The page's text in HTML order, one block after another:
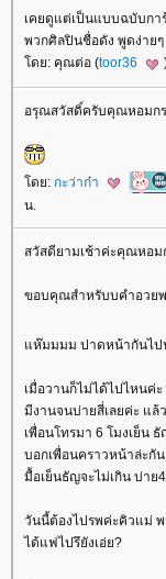
เคยดูแต่เป็นแบบฉบับกา
พวกศิลปินชื่อดัง พูดง่ายๆ
ดย: คุณต่อ (toor36
อรุณสวัสดิ์ครับคุณหอมกร
ดย: กะว่าก๋า
น.
สวัสดียามเช้าค่ะคุณหอม
ขอบคุณสำหรับบคำอวย
ห๊มมมม ปาดหน้ากันไปน
เมื่อวานก็ไม่ได้ไปไหนค่
มีงานจนบ่ายสี่เลยค่ะ แล้
เพื่อนโทรมา 6 โมงเย็น
บอกเพื่อนคราวหน้าล่ะกั
มื้อเย็นธัญจะไม่เกิน บ่าย
วันนี้ต้องไปรพค่ะคิวแม่
ได้แฟไปรึยังเอ่ย?